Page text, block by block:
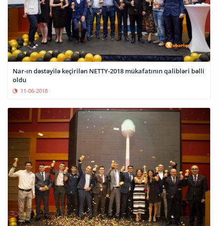
Nar-ın dəstəyilə keçirilən NETTY-2018 mükafatının qalibləri bəlli
oldu
11-06-2018